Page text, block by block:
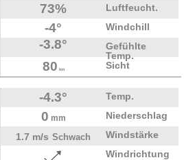
73% Luftfeucht.
-4° Windchill
-3.8°
Gefühlte
Temp.
80 km Sicht
-4.3° Temp.
0 mm
Niederschlag
1.7 m/s Schwach
Windstärke
Windrichtung